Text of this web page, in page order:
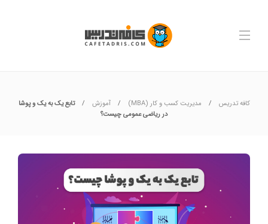
کافه تدریس مدیریت کسب و کار (MBA) آموزش
تابع یک به یک و پوشا
در ریاضی عمومی چیست؟